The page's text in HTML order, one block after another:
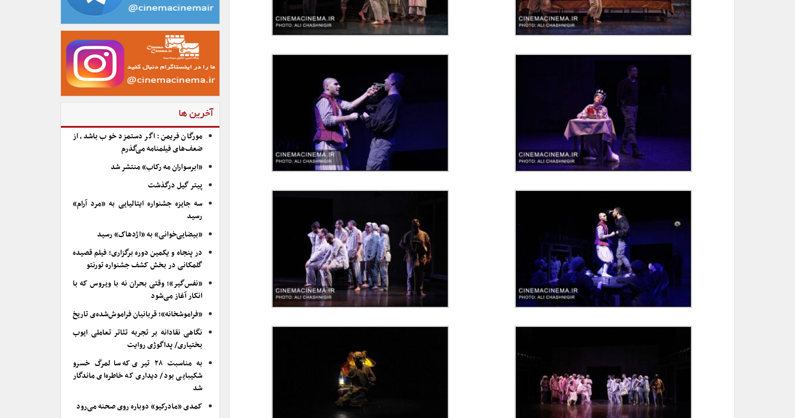
آخرین ها
مورگان فریمن: اگر دستمزد خوب باشد، از
ضعف‌های فیلمنامه می‌گذرم
«ابرسواران مه رکاب» منتشر شد
پیتر گیل درگذشت
سه جایزه جشنواره ایتالیایی به «مرد آرام»
رسید
«بیضایی‌خوانی» به «اژدهاک» رسید
در پنجاه و یکمین دوره برگزاری؛ فیلم قصیده
گلمکانی در بخش کشف جشنواره تورنتو
«نفس‌گیر»؛ وقتی بحران نه با ویروس که با
انکار آغاز می‌شود
«فراموشخانه»؛ قربانیان فراموش‌شده‌ی تاریخ
نگاهی نقادانه بر تجربه تئاتر تعاملی ایوب
بختیاری/ پداگوژی روایت
به مناسبت ۲۸ تیری که سالمرگ خسرو
شکیبایی بود/ دیداری که خاطره‌ای ماندگار
شد
کمدی «مادرکیو» دوباره روی صحنه می‌رود